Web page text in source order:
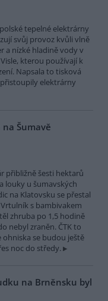
tepelné elektrárny
svůj provoz kvůli vlně
a nízké hladině vody v
kterou používají k
Napsala to tisková
elektrárny
Šumavě
přibližně šesti hektarů
louky u šumavských
na Klatovsku se přestal
s bambivakem
zhruba po 1,5 hodině
nebyl zraněn. ČTK to
ohniska se budou ještě
noc do středy.
na Brněnsku byl